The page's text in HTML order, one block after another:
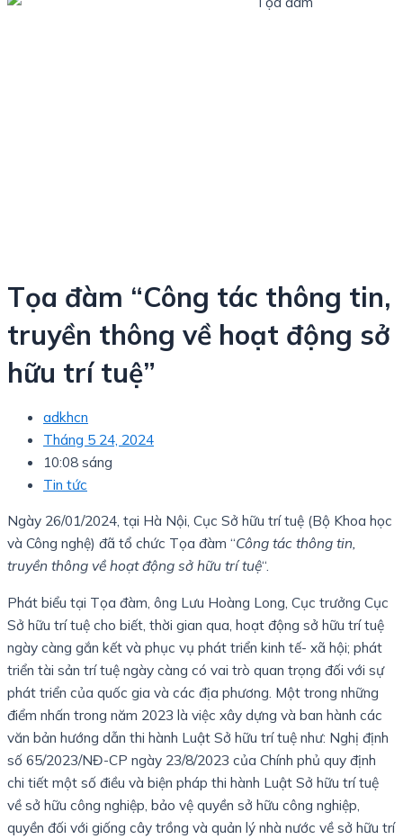
Tọa đàm “Công tác thông tin,
truyền thông về hoạt động sở
hữu trí tuệ”
adkhcn
Tháng 5 24, 2024
10:08 sáng
Tin tức
Ngày 26/01/2024, tại Hà Nội, Cục Sở hữu trí tuệ (Bộ Khoa học
và Công nghệ) đã tổ chức Tọa đàm “Công tác thông tin,
truyền thông về hoạt động sở hữu trí tuệ“.
Phát biểu tại Tọa đàm, ông Lưu Hoàng Long, Cục trưởng Cục
Sở hữu trí tuệ cho biết, thời gian qua, hoạt động sở hữu trí tuệ
ngày càng gắn kết và phục vụ phát triển kinh tế- xã hội; phát
triển tài sản trí tuệ ngày càng có vai trò quan trọng đối với sự
phát triển của quốc gia và các địa phương. Một trong những
điểm nhấn trong năm 2023 là việc xây dựng và ban hành các
văn bản hướng dẫn thi hành Luật Sở hữu trí tuệ như: Nghị định
số 65/2023/NĐ-CP ngày 23/8/2023 của Chính phủ quy định
chi tiết một số điều và biện pháp thi hành Luật Sở hữu trí tuệ
về sở hữu công nghiệp, bảo vệ quyền sở hữu công nghiệp,
quyền đối với giống cây trồng và quản lý nhà nước về sở hữu trí